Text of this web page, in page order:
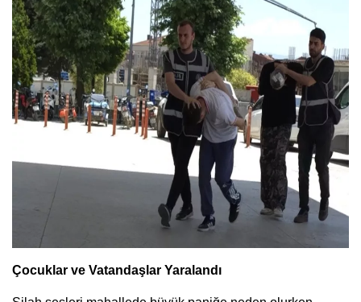
Çocuklar ve Vatandaşlar Yaralandı